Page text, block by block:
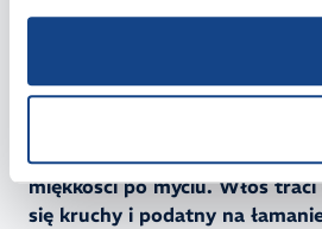
dwuwartościowe kationy
wnikają w strukturę włókna,
Kumulacja minerałów w korze
szorstkość, ograniczać połysk
miękkości po myciu. Włos
się kruchy i podatny na